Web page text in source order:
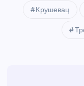
Крушевац